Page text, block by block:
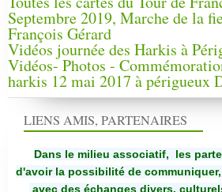
Septembre 2019, Marche de la
François Gérard
Vidéos journée des Harkis à
Vidéos- Photos -
harkis 12 mai 2017 à périgueux
LIENS AMIS, PARTENAIRES
Dans le milieu associatif, les
d'avoir la possibilité de communiquer,
avec des échanges divers,